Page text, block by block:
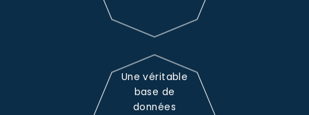
Une véritable
base de
données